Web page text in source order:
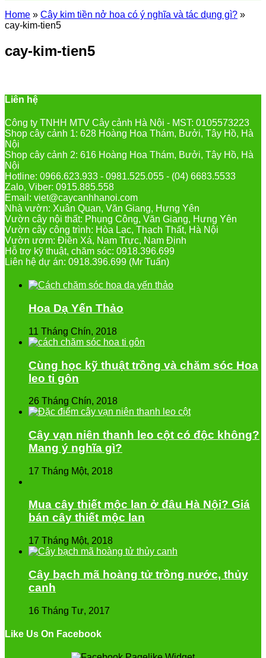
Home » Cây kim tiền nở hoa có ý nghĩa và tác dụng gì? »
cay-kim-tien5
cay-kim-tien5
Liên hệ
Công ty TNHH MTV Cây cảnh Hà Nội - MST: 0105573223
Shop cây cảnh 1: 628 Hoàng Hoa Thám, Bưởi, Tây Hồ, Hà
Nội
Shop cây cảnh 2: 616 Hoàng Hoa Thám, Bưởi, Tây Hồ, Hà
Nội
Hotline: 0966.623.933 - 0981.525.055 - (04) 6683.5533
Zalo, Viber: 0915.885.558
Email: viet@caycanhhanoi.com
Nhà vườn: Xuân Quan, Văn Giang, Hưng Yên
Vườn cây nội thất: Phụng Công, Văn Giang, Hưng Yên
Vườn cây công trình: Hòa Lạc, Thạch Thất, Hà Nội
Vườn ươm: Điền Xá, Nam Trực, Nam Định
Hỗ trợ kỹ thuật, chăm sóc: 0918.396.699
Liên hệ dự án: 0918.396.699 (Mr Tuấn)
Hoa Dạ Yến Thảo
11 Tháng Chín, 2018
Cùng học kỹ thuật trồng và chăm sóc Hoa
leo ti gôn
26 Tháng Chín, 2018
Cây vạn niên thanh leo cột có độc không?
Mang ý nghĩa gì?
17 Tháng Một, 2018
Mua cây thiết mộc lan ở đâu Hà Nội? Giá
bán cây thiết mộc lan
17 Tháng Một, 2018
Cây bạch mã hoàng tử trồng nước, thủy
canh
16 Tháng Tư, 2017
Like Us On Facebook